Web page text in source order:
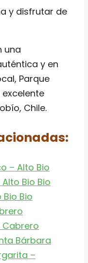
y disfrutar de
una
y en
Parque
Chile.
– Alto Bio
Alto Bio Bio
Bio
Cabrero
Bárbara
–